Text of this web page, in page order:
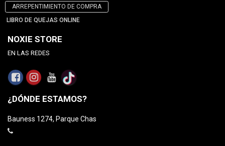
ARREPENTIMIENTO DE COMPRA
LIBRO DE QUEJAS ONLINE
NOXIE STORE
EN LAS REDES
¿DÓNDE ESTAMOS?
Bauness 1274, Parque Chas